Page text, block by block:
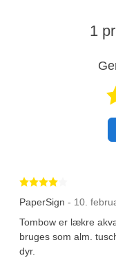
1
PaperSign - 10.
Tombow er lækre
bruges som alm.
dyr.